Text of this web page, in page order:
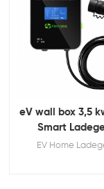
und entwickelt von
ist das erste
nahtlosen Zugriff
Internet der Dinge
cities.
eV wall box 3,5
Smart
EV Home